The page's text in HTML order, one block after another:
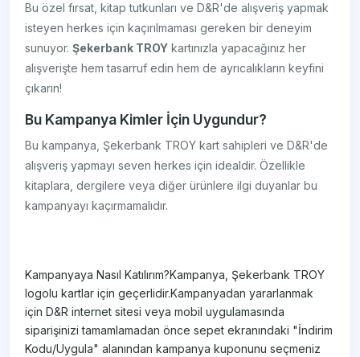
Bu özel fırsat, kitap tutkunları ve D&R'de alışveriş yapmak
isteyen herkes için kaçırılmaması gereken bir deneyim
sunuyor.Şekerbank TROY kartınızla yapacağınız her
alışverişte hem tasarruf edin hem de ayrıcalıkların keyfini
çıkarın!
Bu Kampanya Kimler İçin Uygundur?
Bu kampanya, Şekerbank TROY kart sahipleri ve D&R'de
alışveriş yapmayı seven herkes için idealdir. Özellikle
kitaplara, dergilere veya diğer ürünlere ilgi duyanlar bu
kampanyayı kaçırmamalıdır.
Kampanyaya Nasıl Katılırım?Kampanya, Şekerbank TROY
logolu kartlar için geçerlidir.Kampanyadan yararlanmak
için D&R internet sitesi veya mobil uygulamasında
siparişinizi tamamlamadan önce sepet ekranındaki "İndirim
Kodu/Uygula" alanından kampanya kuponunu seçmeniz